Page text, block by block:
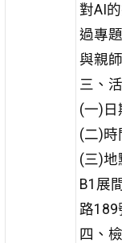
對AI
過專
與親
三、
(一)日
(二)時
(三)地
B1展
路189
四、